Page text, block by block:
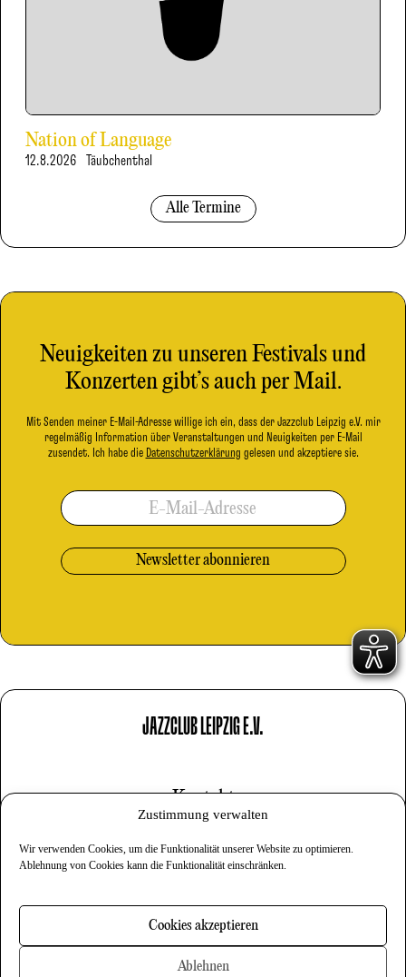
Zustimmung verwalten
Wir verwenden Cookies, um die Funktionalität unserer Website zu optimieren.
Ablehnung von Cookies kann die Funktionalität einschränken.
Cookies akzeptieren
Ablehnen
Nation of Language
12.8.2026 Täubchenthal
Alle Termine
Neuigkeiten zu unseren Festivals und
Konzerten gibt’s auch per Mail.
Mit Senden meiner E-Mail-Adresse willige ich ein, dass der Jazzclub Leipzig e.V. mir
regelmäßig Information über Veranstaltungen und Neuigkeiten per E-Mail
zusendet. Ich habe die Datenschutzerklärung gelesen und akzeptiere sie.
E-Mail-Adresse
JAZZCLUB LEIPZIG E.V.
Kontakt
Datenschutz
Newsletter